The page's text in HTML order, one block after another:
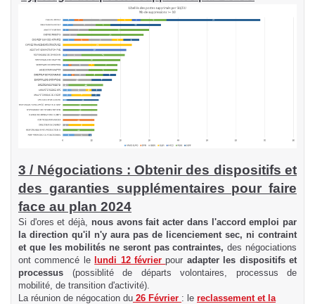
3 / Négociations : Obtenir des dispositifs et
des garanties supplémentaires pour faire
face au plan 2024
Si d'ores et déjà, nous avons fait acter dans l'accord emploi par
la direction qu'il n'y aura pas de licenciement sec, ni contraint
et que les mobilités ne seront pas contraintes, des négociations
ont commencé le lundi 12 févrierpour adapter les dispositifs et
processus (possiblité de départs volontaires, processus de
mobilité, de transition d'activité).
La réunion de négocation du 26 Février : le reclassement et la